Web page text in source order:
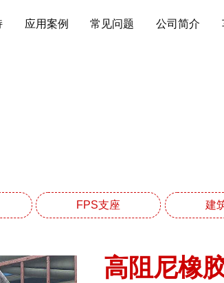
应用案例 常见问题 公司简介
FPS支座 建
高阻尼橡